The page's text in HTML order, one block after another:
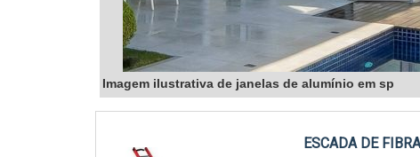
Imagem ilustrativa de janelas de alumínio em sp
ESCADA DE